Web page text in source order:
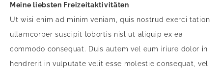
Meine liebsten Freizeitaktivitäten
Ut wisi enim ad minim veniam, quis nostrud exerci tation
ullamcorper suscipit lobortis nisl ut aliquip ex ea
commodo consequat. Duis autem vel eum iriure dolor in
hendrerit in vulputate velit esse molestie consequat, vel